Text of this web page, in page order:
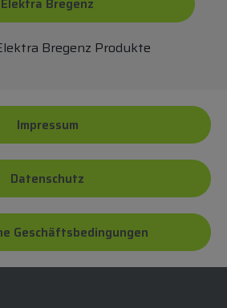
Elektra Bregenz
Bregenz Produkte
Impressum
Datenschutz
Geschäftsbedingungen